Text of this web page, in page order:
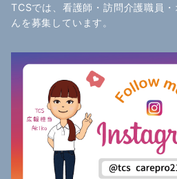
TCSでは、看護師・訪問介護職員
んを募集しています。